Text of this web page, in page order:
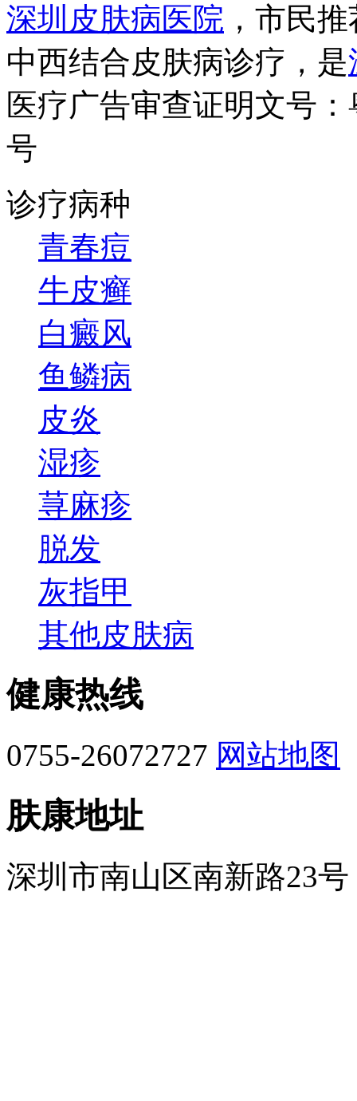
深圳皮肤病医院 ，市民
中西结合皮肤病诊疗，是
医疗广告审查证明文号
号
诊疗病种
青春痘
牛皮癣
白癜风
鱼鳞病
皮炎
湿疹
荨麻疹
脱发
灰指甲
其他皮肤病
健康热线
0755-26072727 网站地图
肤康地址
深圳市南山区南新路23